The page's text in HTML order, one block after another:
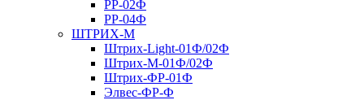
РР-02Ф
РР-04Ф
ШТРИХ-М
Штрих-Light-01Ф/02Ф
Штрих-М-01Ф/02Ф
Штрих-ФР-01Ф
Элвес-ФР-Ф